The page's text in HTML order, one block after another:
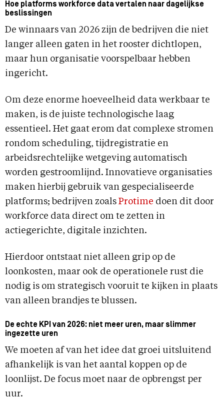
Hoe platforms workforce data vertalen naar dagelijkse
beslissingen
De winnaars van 2026 zijn de bedrijven die niet
langer alleen gaten in het rooster dichtlopen,
maar hun organisatie voorspelbaar hebben
ingericht.
Om deze enorme hoeveelheid data werkbaar te
maken, is de juiste technologische laag
essentieel. Het gaat erom dat complexe stromen
rondom scheduling, tijdregistratie en
arbeidsrechtelijke wetgeving automatisch
worden gestroomlijnd. Innovatieve organisaties
maken hierbij gebruik van gespecialiseerde
platforms; bedrijven zoals Protime doen dit door
workforce data direct om te zetten in
actiegerichte, digitale inzichten.
Hierdoor ontstaat niet alleen grip op de
loonkosten, maar ook de operationele rust die
nodig is om strategisch vooruit te kijken in plaats
van alleen brandjes te blussen.
De echte KPI van 2026: niet meer uren, maar slimmer
ingezette uren
We moeten af van het idee dat groei uitsluitend
afhankelijk is van het aantal koppen op de
loonlijst. De focus moet naar de opbrengst per
uur.